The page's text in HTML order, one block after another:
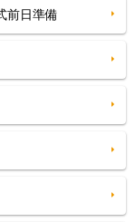
前日準備